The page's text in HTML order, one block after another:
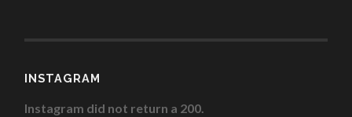
INSTAGRAM
Instagram did not return a 200.